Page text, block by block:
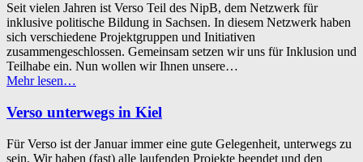
Seit vielen Jahren ist Verso Teil des NipB, dem Netzwerk für
inklusive politische Bildung in Sachsen. In diesem Netzwerk haben
sich verschiedene Projektgruppen und Initiativen
zusammengeschlossen. Gemeinsam setzen wir uns für Inklusion und
Teilhabe ein. Nun wollen wir Ihnen unsere…
Mehr lesen
im
Netzwerk
für
inklusive
…
Verso unterwegs in Kiel
Für Verso ist der Januar immer eine gute Gelegenheit, unterwegs zu
sein. Wir haben (fast) alle laufenden Projekte beendet und den